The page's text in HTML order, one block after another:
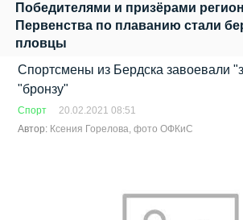
Победителями и призёрами
Первенства по плаванию стали
пловцы
Спортсмены из Бердска завоевали
"бронзу"
Спорт
20.02.2021 08:51
Автор: Ксения Горелова, фото ОФКиС